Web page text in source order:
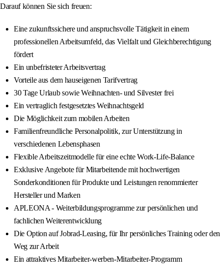
Darauf können Sie sich freuen:
Eine zukunftssichere und anspruchsvolle Tätigkeit in einem
professionellen Arbeitsumfeld, das Vielfalt und Gleichberechtigung
fördert
Ein unbefristeter Arbeitsvertrag
Vorteile aus dem hauseigenen Tarifvertrag
30 Tage Urlaub sowie Weihnachten- und Silvester frei
Ein vertraglich festgesetztes Weihnachtsgeld
Die Möglichkeit zum mobilen Arbeiten
Familienfreundliche Personalpolitik, zur Unterstützung in
verschiedenen Lebensphasen
Flexible Arbeitszeitmodelle für eine echte Work-Life-Balance
Exklusive Angebote für Mitarbeitende mit hochwertigen
Sonderkonditionen für Produkte und Leistungen renommierter
Hersteller und Marken
APLEONA - Weiterbildungsprogramme zur persönlichen und
fachlichen Weiterentwicklung
Die Option auf Jobrad-Leasing, für Ihr persönliches Training oder den
Weg zur Arbeit
Ein attraktives Mitarbeiter-werben-Mitarbeiter-Programm